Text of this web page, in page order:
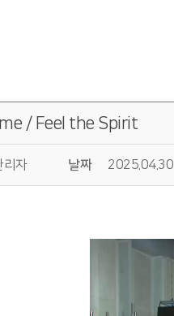
/ Feel the Spirit
리자 날짜 2025.04.30